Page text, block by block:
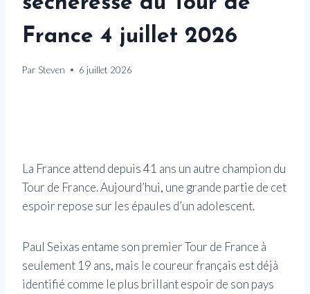
France 4 juillet 2026
Par Steven 6 juillet 2026
La France attend depuis 41 ans un autre champion du
Tour de France. Aujourd’hui, une grande partie de cet
espoir repose sur les épaules d’un adolescent.
Paul Seixas entame son premier Tour de France à
seulement 19 ans, mais le coureur français est déjà
identifié comme le plus brillant espoir de son pays